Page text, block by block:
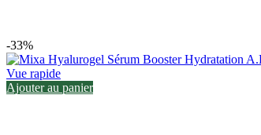
-33%
Vue rapide
Ajouter au panier